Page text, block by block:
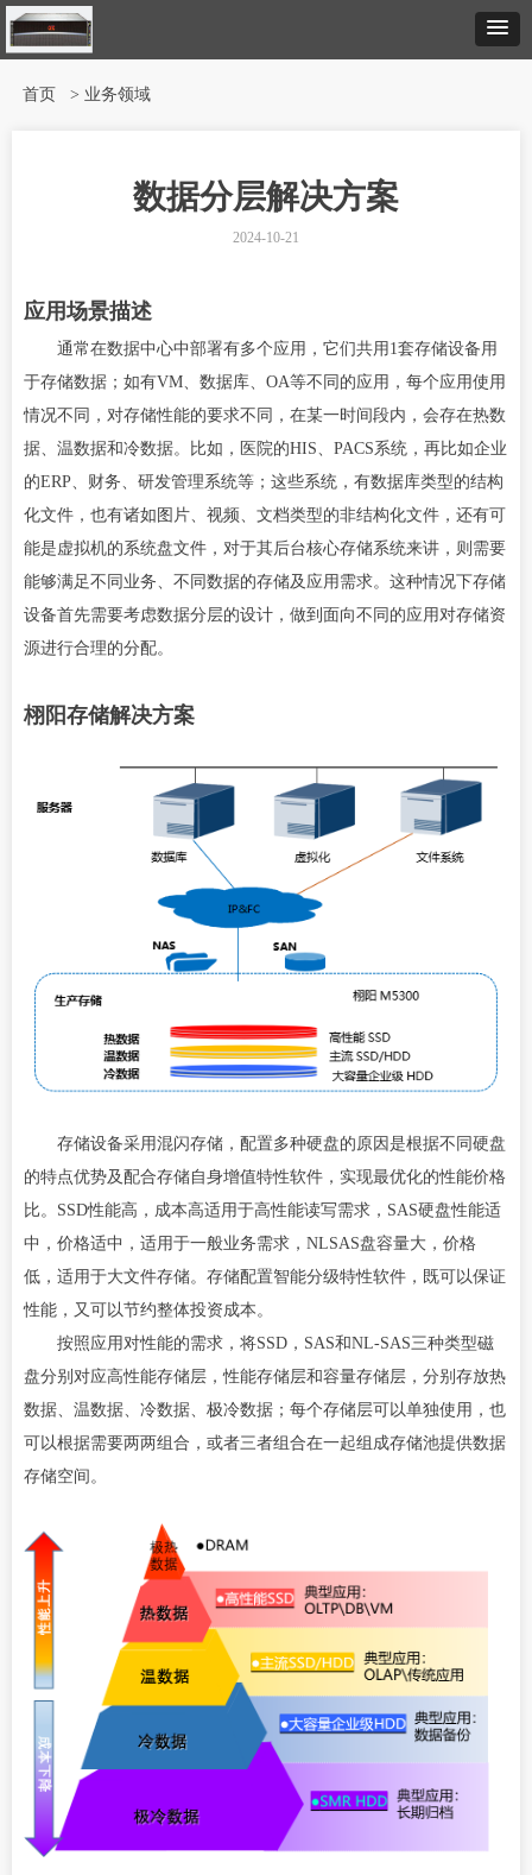
数据分层解决方案
2024-10-21
应用场景描述
通常在数据中心中部署有多个应用，它们共用1套存储设备用
于存储数据；如有VM、数据库、OA等不同的应用，每个应用使用
情况不同，对存储性能的要求不同，在某一时间段内，会存在热数
据、温数据和冷数据。比如，医院的HIS、PACS系统，再比如企业
的ERP、财务、研发管理系统等；这些系统，有数据库类型的结构
化文件，也有诸如图片、视频、文档类型的非结构化文件，还有可
能是虚拟机的系统盘文件，对于其后台核心存储系统来讲，则需要
能够满足不同业务、不同数据的存储及应用需求。这种情况下存储
设备首先需要考虑数据分层的设计，做到面向不同的应用对存储资
源进行合理的分配。
栩阳存储解决方案
存储设备采用混闪存储，配置多种硬盘的原因是根据不同硬盘
的特点优势及配合存储自身增值特性软件，实现最优化的性能价格
比。SSD性能高，成本高适用于高性能读写需求，SAS硬盘性能适
中，价格适中，适用于一般业务需求，NLSAS盘容量大，价格
低，适用于大文件存储。存储配置智能分级特性软件，既可以保证
性能，又可以节约整体投资成本。
按照应用对性能的需求，将SSD，SAS和NL-SAS三种类型磁
盘分别对应高性能存储层，性能存储层和容量存储层，分别存放热
数据、温数据、冷数据、极冷数据；每个存储层可以单独使用，也
可以根据需要两两组合，或者三者组合在一起组成存储池提供数据
存储空间。
> 业务领域
首页